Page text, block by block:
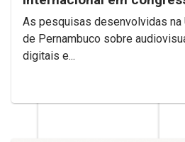
México
As pesquisas desenvolvidas na
de Pernambuco sobre
digitais e...